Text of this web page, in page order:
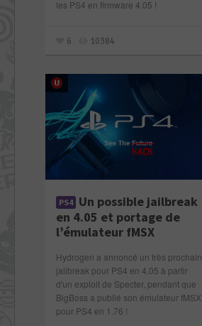
les PS4 en firmware 4.05 !
6 10384
PS4 Un possible jailbreak
en 4.05 et portage de
l’émulateur fMSX
Hydrogen a annoncé un très prochain
jailbreak pour PS4 en 4.05 à partir
d'un exploit de Specter, pendant que
BigBoss a publié son émulateur fMSX
pour PS4 en 1.76 !